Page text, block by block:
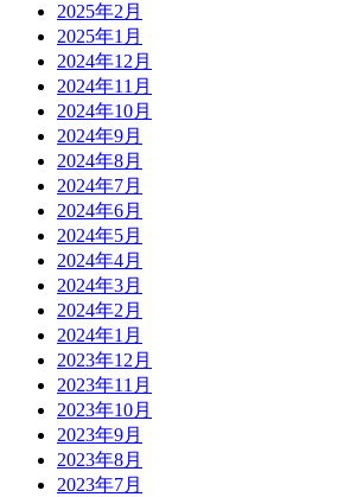
2025年2月
2025年1月
2024年12月
2024年11月
2024年10月
2024年9月
2024年8月
2024年7月
2024年6月
2024年5月
2024年4月
2024年3月
2024年2月
2024年1月
2023年12月
2023年11月
2023年10月
2023年9月
2023年8月
2023年7月